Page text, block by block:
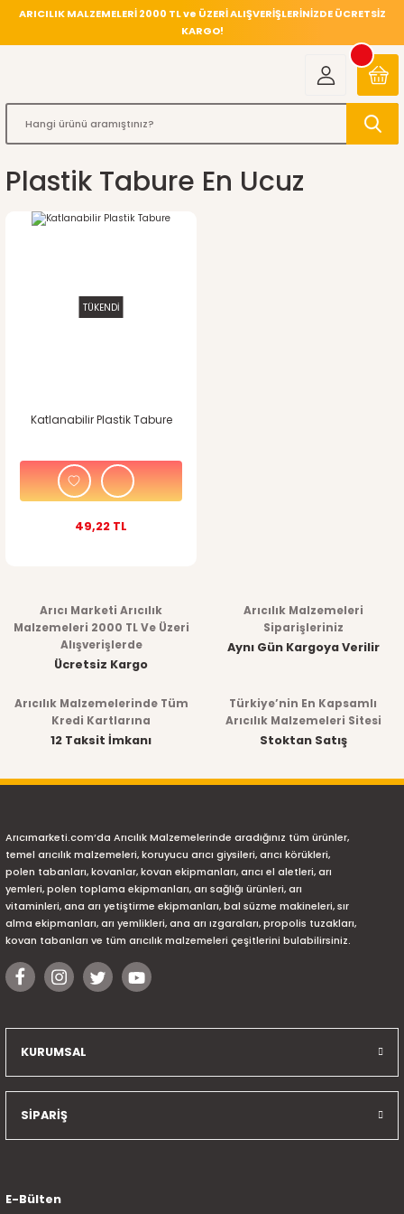
ARICILIK MALZEMELERİ 2000 TL ve ÜZERİ ALIŞVERİŞLERİNİZDE ÜCRETSİZ
KARGO!
Plastik Tabure En Ucuz
TÜKENDİ
Katlanabilir Plastik Tabure
49,22 TL
Arıcı Marketi Arıcılık
Malzemeleri 2000 TL Ve Üzeri
Alışverişlerde
Ücretsiz Kargo
Arıcılık Malzemeleri
Siparişleriniz
Aynı Gün Kargoya Verilir
Arıcılık Malzemelerinde Tüm
Kredi Kartlarına
12 Taksit İmkanı
Türkiye’nin En Kapsamlı
Arıcılık Malzemeleri Sitesi
Stoktan Satış
Arıcımarketi.com’da Arıcılık Malzemelerinde aradığınız tüm ürünler,
temel arıcılık malzemeleri, koruyucu arıcı giysileri, arıcı körükleri,
polen tabanları, kovanlar, kovan ekipmanları, arıcı el aletleri, arı
yemleri, polen toplama ekipmanları, arı sağlığı ürünleri, arı
vitaminleri, ana arı yetiştirme ekipmanları, bal süzme makineleri, sır
alma ekipmanları, arı yemlikleri, ana arı ızgaraları, propolis tuzakları,
kovan tabanları ve tüm arıcılık malzemeleri çeşitlerini bulabilirsiniz.
KURUMSAL
SİPARİŞ
E-Bülten